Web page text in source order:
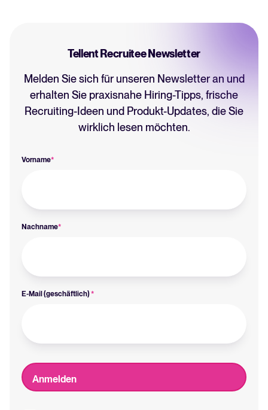
Tellent Recruitee Newsletter
Melden Sie sich für unseren Newsletter an und
erhalten Sie praxisnahe Hiring-Tipps, frische
Recruiting-Ideen und Produkt-Updates, die Sie
wirklich lesen möchten.
Vorname*
Nachname*
E-Mail (geschäftlich)*